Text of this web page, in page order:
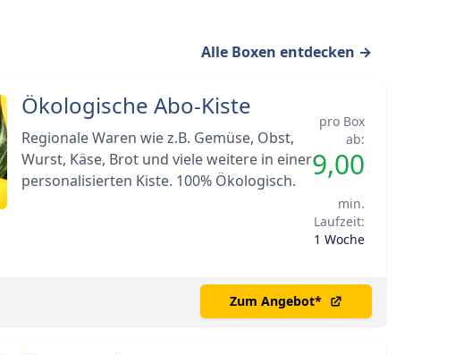
Alle Boxen entdecken →
Ökologische Abo-Kiste
Regionale Waren wie z.B. Gemüse, Obst,
Wurst, Käse, Brot und viele weitere in einer
personalisierten Kiste. 100% Ökologisch.
pro Box
ab:
9,00
min.
Laufzeit:
1 Woche
Zum Angebot*